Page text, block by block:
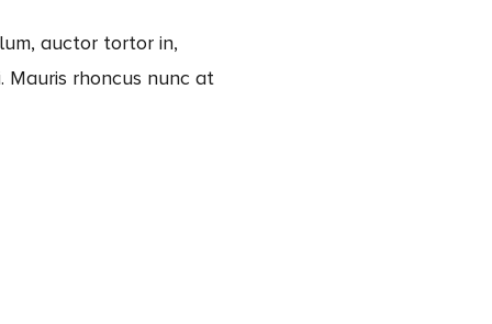
auctor tortor in,
Mauris rhoncus nunc at